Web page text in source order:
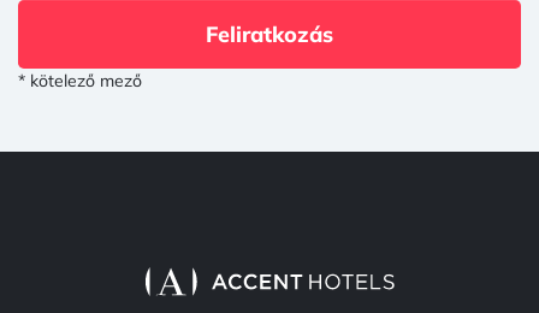
Feliratkozás
* kötelező mező